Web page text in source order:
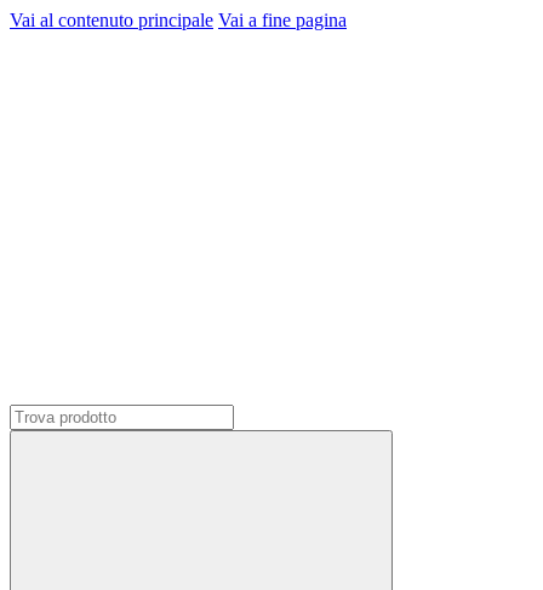
Vai al contenuto principale Vai a fine pagina